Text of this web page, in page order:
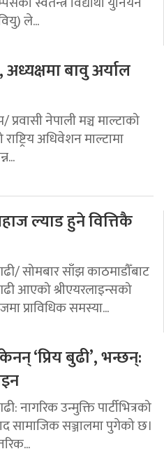
ले...
बावु अर्याल
प्रवासी नेपाली मञ्च माल्टाको
राष्ट्रिय अधिवेशन माल्टामा
ल्याड हुने वित्तिकै
सोमबार साँझ काठमाडौँबाट
आएको श्रीएयरलाइन्सको
प्राविधिक समस्या...
‘प्रिय बुढी’, भन्छन्:
नागरिक उन्मुक्ति पार्टीभित्रको
सामाजिक सञ्जालमा पुगेको छ।